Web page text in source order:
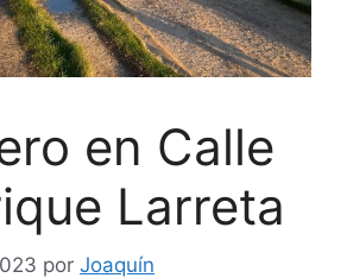
en Calle
Larreta
por Joaquín